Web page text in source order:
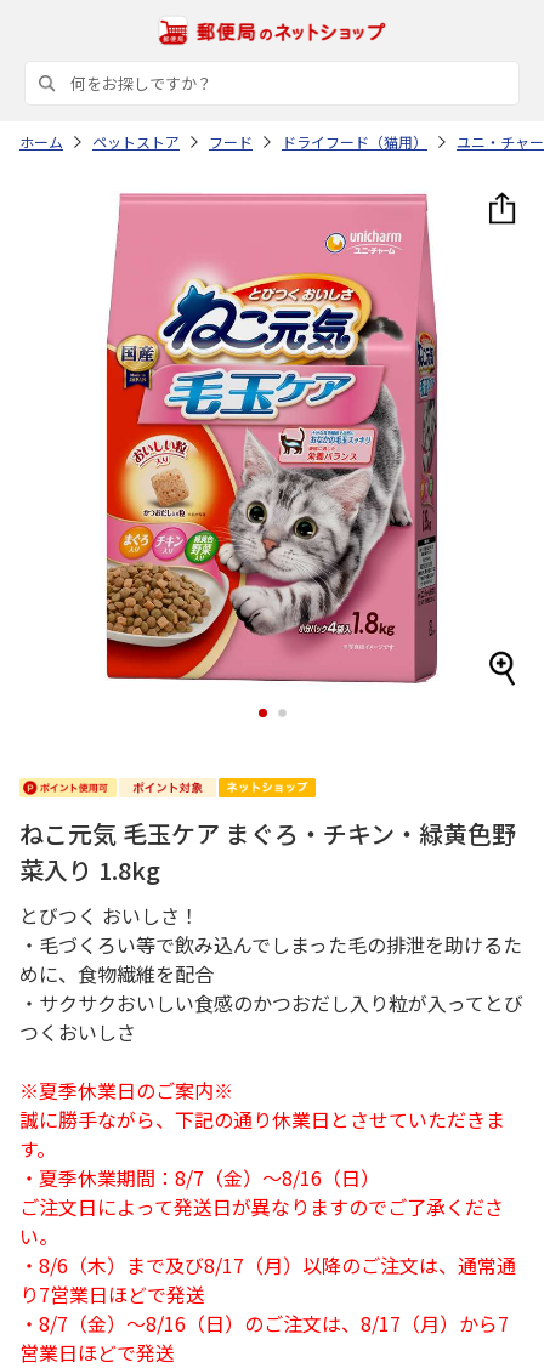
ホーム ペットストア フード ドライフード（猫用） ユニ・チャ
1 2
ねこ元気 毛玉ケア まぐろ・チキン・緑黄色野
菜入り 1.8kg
とびつく おいしさ！
・毛づくろい等で飲み込んでしまった毛の排泄を助けるた
めに、食物繊維を配合
・サクサクおいしい食感のかつおだし入り粒が入ってとび
つくおいしさ
※夏季休業日のご案内※
誠に勝手ながら、下記の通り休業日とさせていただきま
す。
・夏季休業期間：8/7（金）～8/16（日）
ご注文日によって発送日が異なりますのでご了承くださ
い。
・8/6（木）まで及び8/17（月）以降のご注文は、通常通
り7営業日ほどで発送
・8/7（金）～8/16（日）のご注文は、8/17（月）から7
営業日ほどで発送